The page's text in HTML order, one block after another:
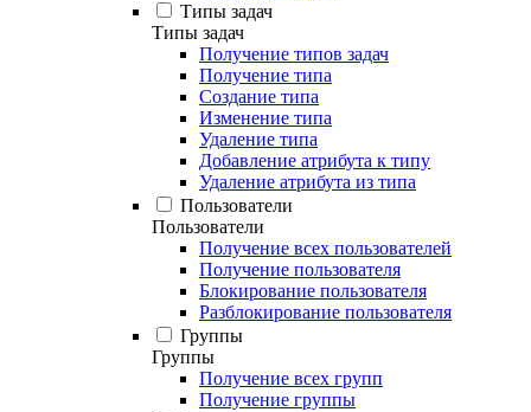
Типы задач
Типы задач
Получение типов задач
Получение типа
Создание типа
Изменение типа
Удаление типа
Добавление атрибута к типу
Удаление атрибута из типа
Пользователи
Пользователи
Получение всех пользователей
Получение пользователя
Блокирование пользователя
Разблокирование пользователя
Группы
Группы
Получение всех групп
Получение группы